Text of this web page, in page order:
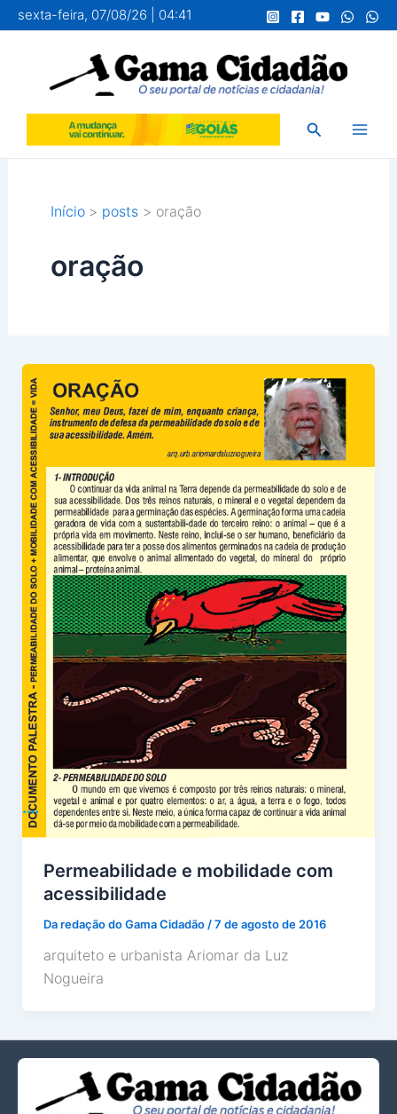
para
conteúdo
sexta-feira, 07/08/26 | 04:41
Pesquisar
Início posts oração
oração
Permeabilidade e mobilidade com
acessibilidade
Da redação do Gama Cidadão /7 de agosto de 2016
arquiteto e urbanista Ariomar da Luz
Nogueira